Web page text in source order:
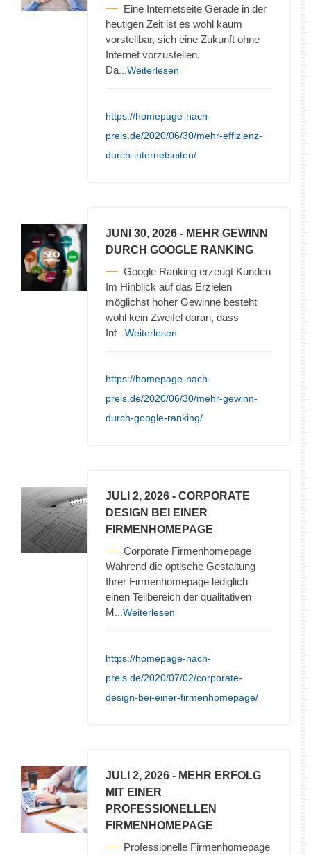
Eine Internetseite Gerade in der
heutigen Zeit ist es wohl kaum
vorstellbar, sich eine Zukunft ohne
Internet vorzustellen.
Da ...Weiterlesen
https://homepage-nach-
preis.de/2020/06/30/mehr-effizienz-
durch-internetseiten/
JUNI 30, 2026 - MEHR GEWINN
DURCH GOOGLE RANKING
Google Ranking erzeugt Kunden
Im Hinblick auf das Erzielen
möglichst hoher Gewinne besteht
wohl kein Zweifel daran, dass
Int ...Weiterlesen
https://homepage-nach-
preis.de/2020/06/30/mehr-gewinn-
durch-google-ranking/
JULI 2, 2026 - CORPORATE
DESIGN BEI EINER
FIRMENHOMEPAGE
Corporate Firmenhomepage
Während die optische Gestaltung
Ihrer Firmenhomepage lediglich
einen Teilbereich der qualitativen
M ...Weiterlesen
https://homepage-nach-
preis.de/2020/07/02/corporate-
design-bei-einer-firmenhomepage/
JULI 2, 2026 - MEHR ERFOLG
MIT EINER
PROFESSIONELLEN
FIRMENHOMEPAGE
Professionelle Firmenhomepage